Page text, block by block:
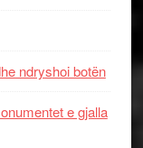
ndryshoi botën
e gjalla